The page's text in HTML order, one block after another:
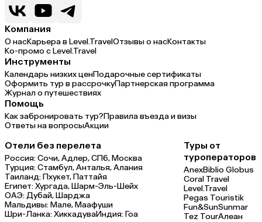
Компания
О насКарьера в Level.TravelОтзывы о насКонтакты
Ко-промо с Level.Travel
Инструменты
Календарь низких ценПодарочные сертификаты
Оформить тур в рассрочкуПартнерская программа
Журнал о путешествиях
Помощь
Как забронировать тур?Правила въезда и визы
Ответы на вопросыАкции
Отели без перелета
Россия:Сочи,Адлер,СПб,Москва
Турция:Стамбул,Анталья,Алания
Таиланд:Пхукет,Паттайя
Египет:Хургада,Шарм-Эль-Шейх
ОАЭ:Дубай,Шарджа
Мальдивы:Мале,Маафуши
Шри-Ланка:ХиккадуваИндия:Гоа
Туры от
туроператоров
AnexBiblio Globus
Coral Travel
Level.Travel
Pegas Touristik
Fun&SunSunmar
Tez TourАлеан